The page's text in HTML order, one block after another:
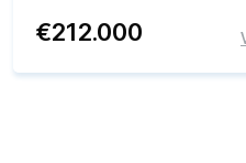
€212.000